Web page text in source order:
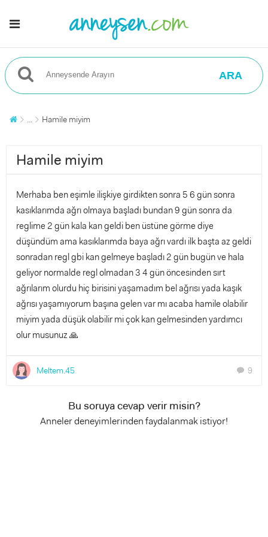
ARA
... Hamile miyim
Hamile miyim
Merhaba ben eşimle ilişkiye girdikten sonra 5 6 gün sonra
kasıklarımda ağrı olmaya başladı bundan 9 gün sonra da
reglime 2 gün kala kan geldi ben üstüne görme diye
düşündüm ama kasıklarımda baya ağrı vardı ilk başta az geldi
sonradan regl gbi kan gelmeye başladı 2 gün bugün ve hala
geliyor normalde regl olmadan 3 4 gün öncesinden sırt
ağrılarım olurdu hiç birisini yaşamadım bel ağrısı yada kaşık
ağrısı yaşamıyorum başına gelen var mı acaba hamile olabilir
miyim yada düşük olabilir mi çok kan gelmesinden yardımcı
olur musunuz 🙏
Meltem.45 chat 9
Bu soruya cevap verir misin?
Anneler deneyimlerinden faydalanmak istiyor!